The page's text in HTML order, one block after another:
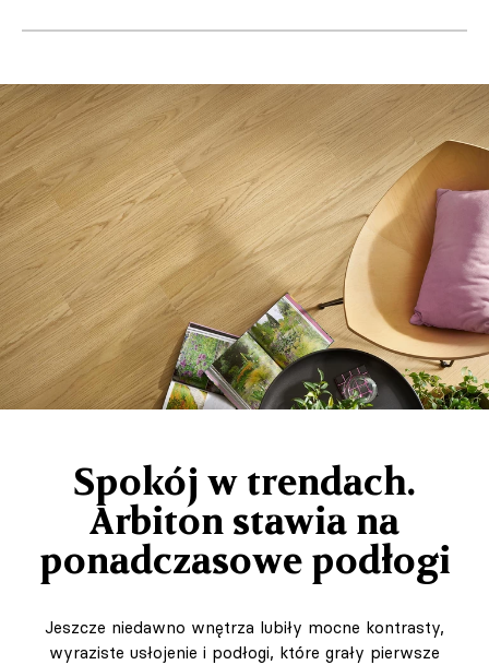
Spokój w trendach.
Arbiton stawia na
ponadczasowe podłogi
Jeszcze niedawno wnętrza lubiły mocne kontrasty,
wyraziste usłojenie i podłogi, które grały pierwsze